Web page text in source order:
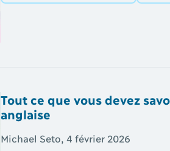
Tout ce que vous devez
anglaise
Michael Seto, 4 février 2026